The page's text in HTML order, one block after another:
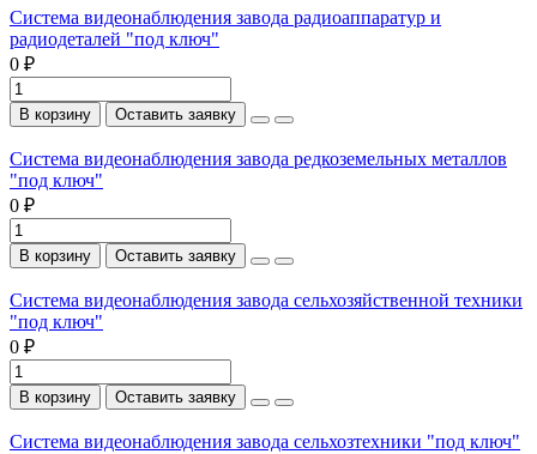
Система видеонаблюдения завода радиоаппаратур и
радиодеталей "под ключ"
0 ₽
В корзину Оставить заявку
Система видеонаблюдения завода редкоземельных металлов
"под ключ"
0 ₽
В корзину Оставить заявку
Система видеонаблюдения завода сельхозяйственной техники
"под ключ"
0 ₽
В корзину Оставить заявку
Система видеонаблюдения завода сельхозтехники "под ключ"